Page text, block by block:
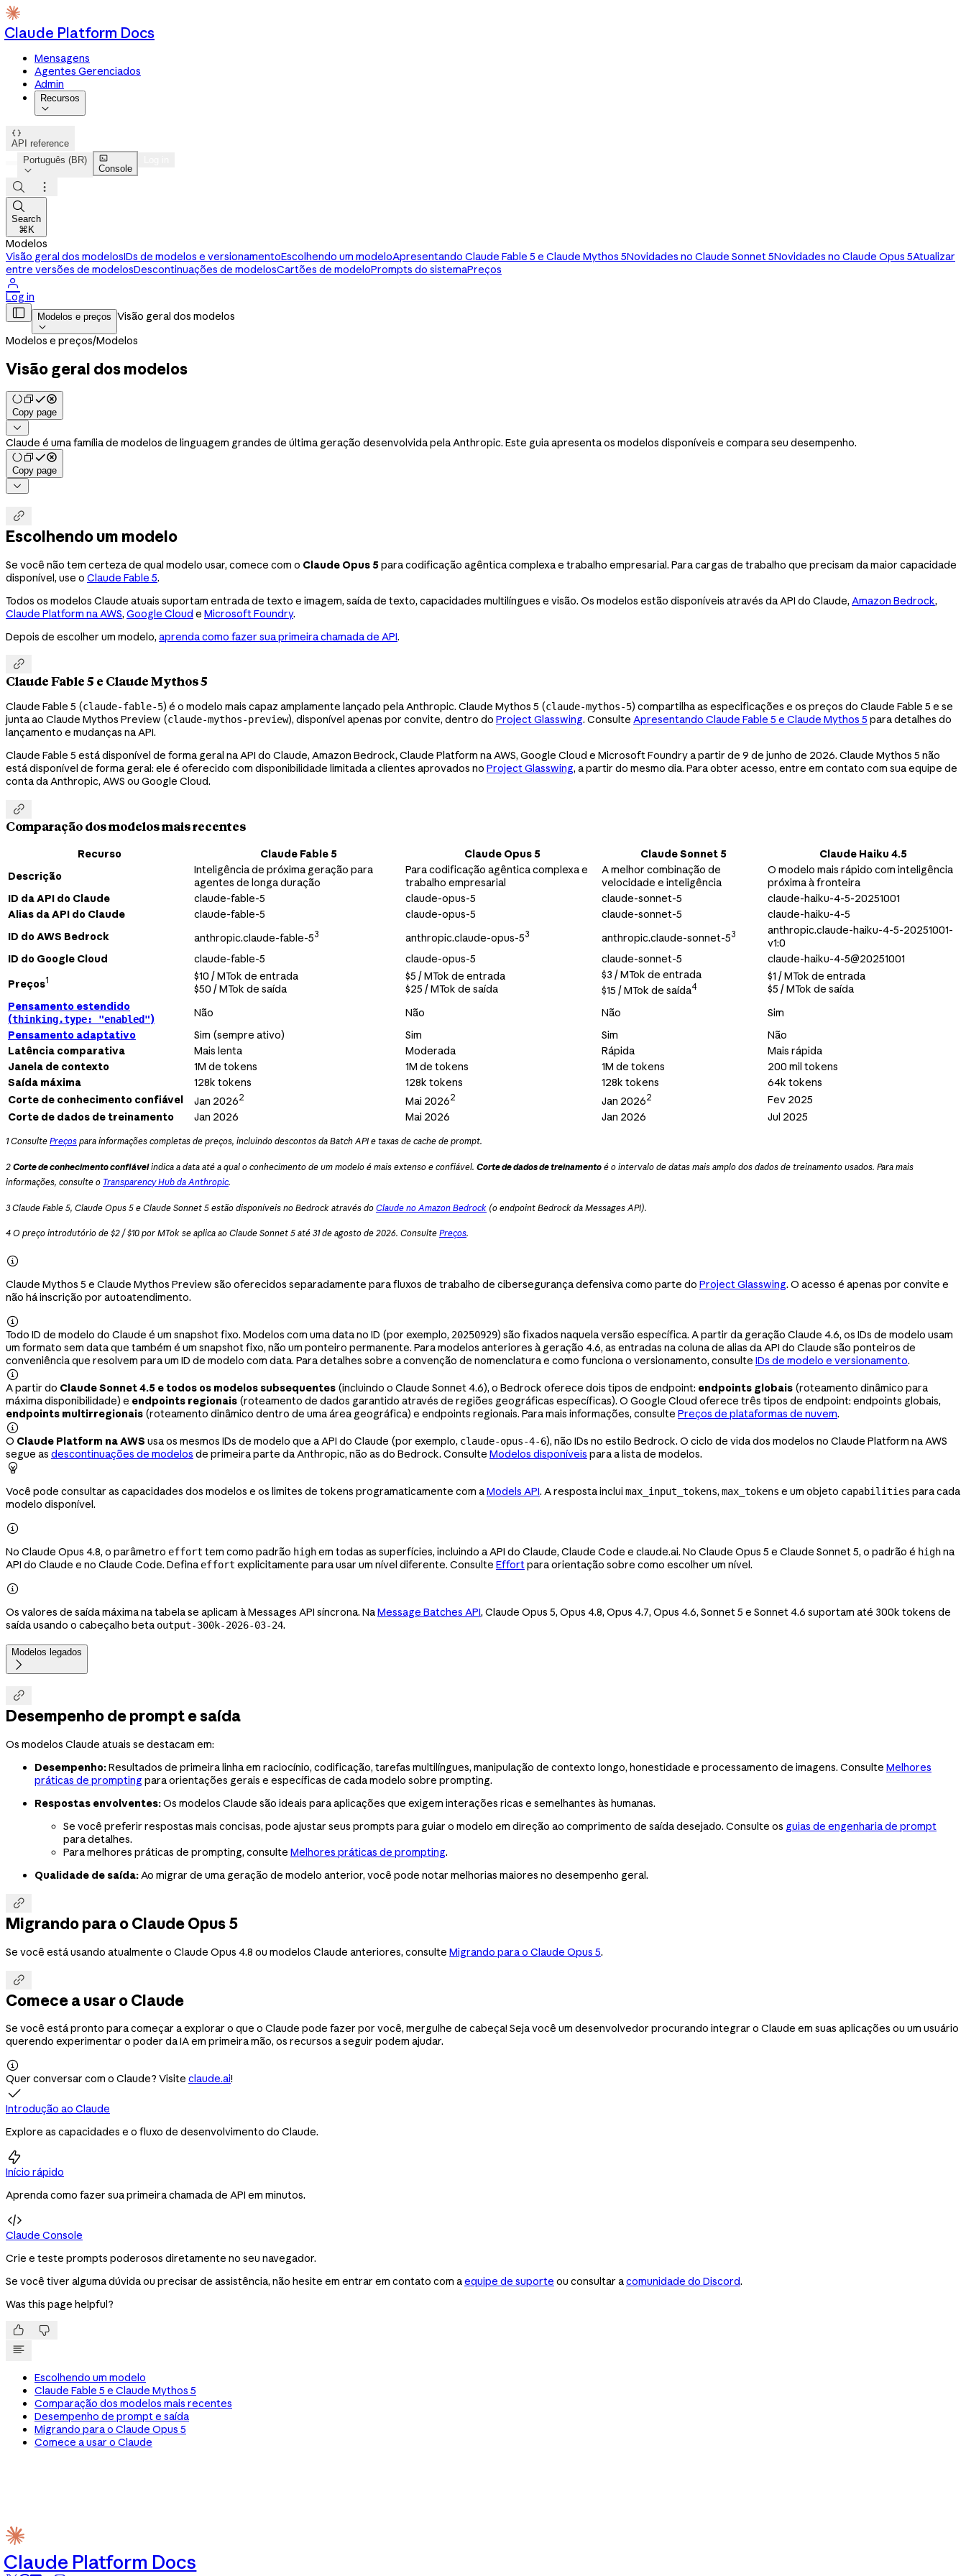
Claude Platform Docs
Mensagens
Agentes Gerenciados
Admin
Recursos


API reference
Português (BR)


Console



Search
⌘K
Modelos
Visão geral dos modelosIDs de modelos e versionamentoEscolhendo um modeloApresentando Claude Fable 5 e Claude Mythos 5Novidades no Claude Sonnet 5Novidades no Claude Opus 5Atualizar
entre versões de modelosDescontinuações de modelosCartões de modeloPrompts do sistemaPreços

Log in
 Modelos e preços

Visão geral dos modelos
Modelos e preços/Modelos
Visão geral dos modelos
Copy page

Claude é uma família de modelos de linguagem grandes de última geração desenvolvida pela Anthropic. Este guia apresenta os modelos disponíveis e compara seu desempenho.
Copy page


Escolhendo um modelo
Se você não tem certeza de qual modelo usar, comece com o Claude Opus 5para codificação agêntica complexa e trabalho empresarial. Para cargas de trabalho que precisam da maior capacidade
disponível, use o Claude Fable 5.
Todos os modelos Claude atuais suportam entrada de texto e imagem, saída de texto, capacidades multilíngues e visão. Os modelos estão disponíveis através da API do Claude, Amazon Bedrock,
Claude Platform na AWS, Google Cloud e Microsoft Foundry.
Depois de escolher um modelo, aprenda como fazer sua primeira chamada de API.

Claude Fable 5 e Claude Mythos 5
Claude Fable 5 (claude-fable-5) é o modelo mais capaz amplamente lançado pela Anthropic. Claude Mythos 5 (claude-mythos-5) compartilha as especificações e os preços do Claude Fable 5 e se
junta ao Claude Mythos Preview (claude-mythos-preview), disponível apenas por convite, dentro do Project Glasswing. Consulte Apresentando Claude Fable 5 e Claude Mythos 5 para detalhes do
lançamento e mudanças na API.
Claude Fable 5 está disponível de forma geral na API do Claude, Amazon Bedrock, Claude Platform na AWS, Google Cloud e Microsoft Foundry a partir de 9 de junho de 2026. Claude Mythos 5 não
está disponível de forma geral: ele é oferecido com disponibilidade limitada a clientes aprovados no Project Glasswing, a partir do mesmo dia. Para obter acesso, entre em contato com sua equipe de
conta da Anthropic, AWS ou Google Cloud.

Comparação dos modelos mais recentes
Recurso Claude Fable 5 Claude Opus 5 Claude Sonnet 5
Claude Haiku 4.5
Descrição
Inteligência de próxima geração para
agentes de longa duração
Para codificação agêntica complexa e
trabalho empresarial
A melhor combinação de
velocidade e inteligência
O modelo mais rápido com inteligência
próxima à fronteira
ID da API do Claude
claude-fable-5 claude-opus-5 claude-sonnet-5
claude-haiku-4-5-20251001
Alias da API do Claude
claude-fable-5 claude-opus-5 claude-sonnet-5
claude-haiku-4-5
ID do AWS Bedrock
anthropic.claude-fable-53 anthropic.claude-opus-53 anthropic.claude-sonnet-53
anthropic.claude-haiku-4-5-20251001-
v1:0
ID do Google Cloud
claude-fable-5 claude-opus-5 claude-sonnet-5
claude-haiku-4-5@20251001
Preços1
$10 / MTok de entrada
$50 / MTok de saída
$5 / MTok de entrada
$25 / MTok de saída
$3 / MTok de entrada
$15 / MTok de saída4
$1 / MTok de entrada
$5 / MTok de saída
Pensamento estendido
(thinking.type: "enabled") Não Não Não
Sim
Pensamento adaptativo
Sim (sempre ativo) Sim Sim
Não
Latência comparativa
Mais lenta Moderada Rápida
Mais rápida
Janela de contexto
1M de tokens 1M de tokens 1M de tokens
200 mil tokens
Saída máxima
128k tokens 128k tokens 128k tokens
64k tokens
Corte de conhecimento confiável
Jan 20262 Mai 20262 Jan 20262
Fev 2025
Corte de dados de treinamento
Jan 2026 Mai 2026 Jan 2026 Jul 2025
1 Consulte Preços para informações completas de preços, incluindo descontos da Batch API e taxas de cache de prompt.
2 Corte de conhecimento confiávelindica a data até a qual o conhecimento de um modelo é mais extenso e confiável. Corte de dados de treinamento é o intervalo de datas mais amplo dos dados de treinamento usados. Para mais
informações, consulte o Transparency Hub da Anthropic.
3 Claude Fable 5, Claude Opus 5 e Claude Sonnet 5 estão disponíveis no Bedrock através do Claude no Amazon Bedrock (o endpoint Bedrock da Messages API).
4 O preço introdutório de $2 / $10 por MTok se aplica ao Claude Sonnet 5 até 31 de agosto de 2026. Consulte Preços.

Claude Mythos 5 e Claude Mythos Preview são oferecidos separadamente para fluxos de trabalho de cibersegurança defensiva como parte do Project Glasswing. O acesso é apenas por convite e
não há inscrição por autoatendimento.

Todo ID de modelo do Claude é um snapshot fixo. Modelos com uma data no ID (por exemplo, 20250929) são fixados naquela versão específica. A partir da geração Claude 4.6, os IDs de modelo usam
um formato sem data que também é um snapshot fixo, não um ponteiro permanente. Para modelos anteriores à geração 4.6, as entradas na coluna de alias da API do Claude são ponteiros de
conveniência que resolvem para um ID de modelo com data. Para detalhes sobre a convenção de nomenclatura e como funciona o versionamento, consulte IDs de modelo e versionamento.

A partir do Claude Sonnet 4.5 e todos os modelos subsequentes (incluindo o Claude Sonnet 4.6), o Bedrock oferece dois tipos de endpoint: endpoints globais (roteamento dinâmico para
máxima disponibilidade) e endpoints regionais (roteamento de dados garantido através de regiões geográficas específicas). O Google Cloud oferece três tipos de endpoint: endpoints globais,
endpoints multirregionais (roteamento dinâmico dentro de uma área geográfica) e endpoints regionais. Para mais informações, consulte Preços de plataformas de nuvem.

O Claude Platform na AWS usa os mesmos IDs de modelo que a API do Claude (por exemplo, claude-opus-4-6), não IDs no estilo Bedrock. O ciclo de vida dos modelos no Claude Platform na AWS
segue as descontinuações de modelos de primeira parte da Anthropic, não as do Bedrock. Consulte Modelos disponíveis para a lista de modelos.

Você pode consultar as capacidades dos modelos e os limites de tokens programaticamente com aModels API. A resposta inclui max_input_tokens, max_tokens e um objeto capabilities para cada
modelo disponível.

No Claude Opus 4.8, o parâmetro effort tem como padrão highem todas as superfícies, incluindo a API do Claude, Claude Code e claude.ai. No Claude Opus 5 e Claude Sonnet 5, o padrão é highna
API do Claude e no Claude Code. Defina effort explicitamente para usar um nível diferente. Consulte Effortpara orientação sobre como escolher um nível.

Os valores de saída máxima na tabela se aplicam à Messages API síncrona. NaMessage Batches API, Claude Opus 5, Opus 4.8, Opus 4.7, Opus 4.6, Sonnet 5 e Sonnet 4.6 suportam até 300k tokens de
saída usando o cabeçalho beta output-300k-2026-03-24.
Modelos legados


Desempenho de prompt e saída
Os modelos Claude atuais se destacam em:
Desempenho:Resultados de primeira linha em raciocínio, codificação, tarefas multilíngues, manipulação de contexto longo, honestidade e processamento de imagens. Consulte Melhores
práticas de prompting para orientações gerais e específicas de cada modelo sobre prompting.
Respostas envolventes:Os modelos Claude são ideais para aplicações que exigem interações ricas e semelhantes às humanas.
Se você preferir respostas mais concisas, pode ajustar seus prompts para guiar o modelo em direção ao comprimento de saída desejado. Consulte os guias de engenharia de prompt
para detalhes.
Para melhores práticas de prompting, consulte Melhores práticas de prompting.
Qualidade de saída:Ao migrar de uma geração de modelo anterior, você pode notar melhorias maiores no desempenho geral.

Migrando para o Claude Opus 5
Se você está usando atualmente o Claude Opus 4.8 ou modelos Claude anteriores, consulte Migrando para o Claude Opus 5.

Comece a usar o Claude
Se você está pronto para começar a explorar o que o Claude pode fazer por você, mergulhe de cabeça! Seja você um desenvolvedor procurando integrar o Claude em suas aplicações ou um usuário
querendo experimentar o poder da IA em primeira mão, os recursos a seguir podem ajudar.

Quer conversar com o Claude? Visite claude.ai!

Introdução ao Claude
Explore as capacidades e o fluxo de desenvolvimento do Claude.

Início rápido
Aprenda como fazer sua primeira chamada de API em minutos.

Claude Console
Crie e teste prompts poderosos diretamente no seu navegador.
Se você tiver alguma dúvida ou precisar de assistência, não hesite em entrar em contato com aequipe de suporte ou consultar acomunidade do Discord.
Was this page helpful?
 
Escolhendo um modelo
Claude Fable 5 e Claude Mythos 5
Comparação dos modelos mais recentes
Desempenho de prompt e saída
Migrando para o Claude Opus 5
Comece a usar o Claude
Claude Platform Docs